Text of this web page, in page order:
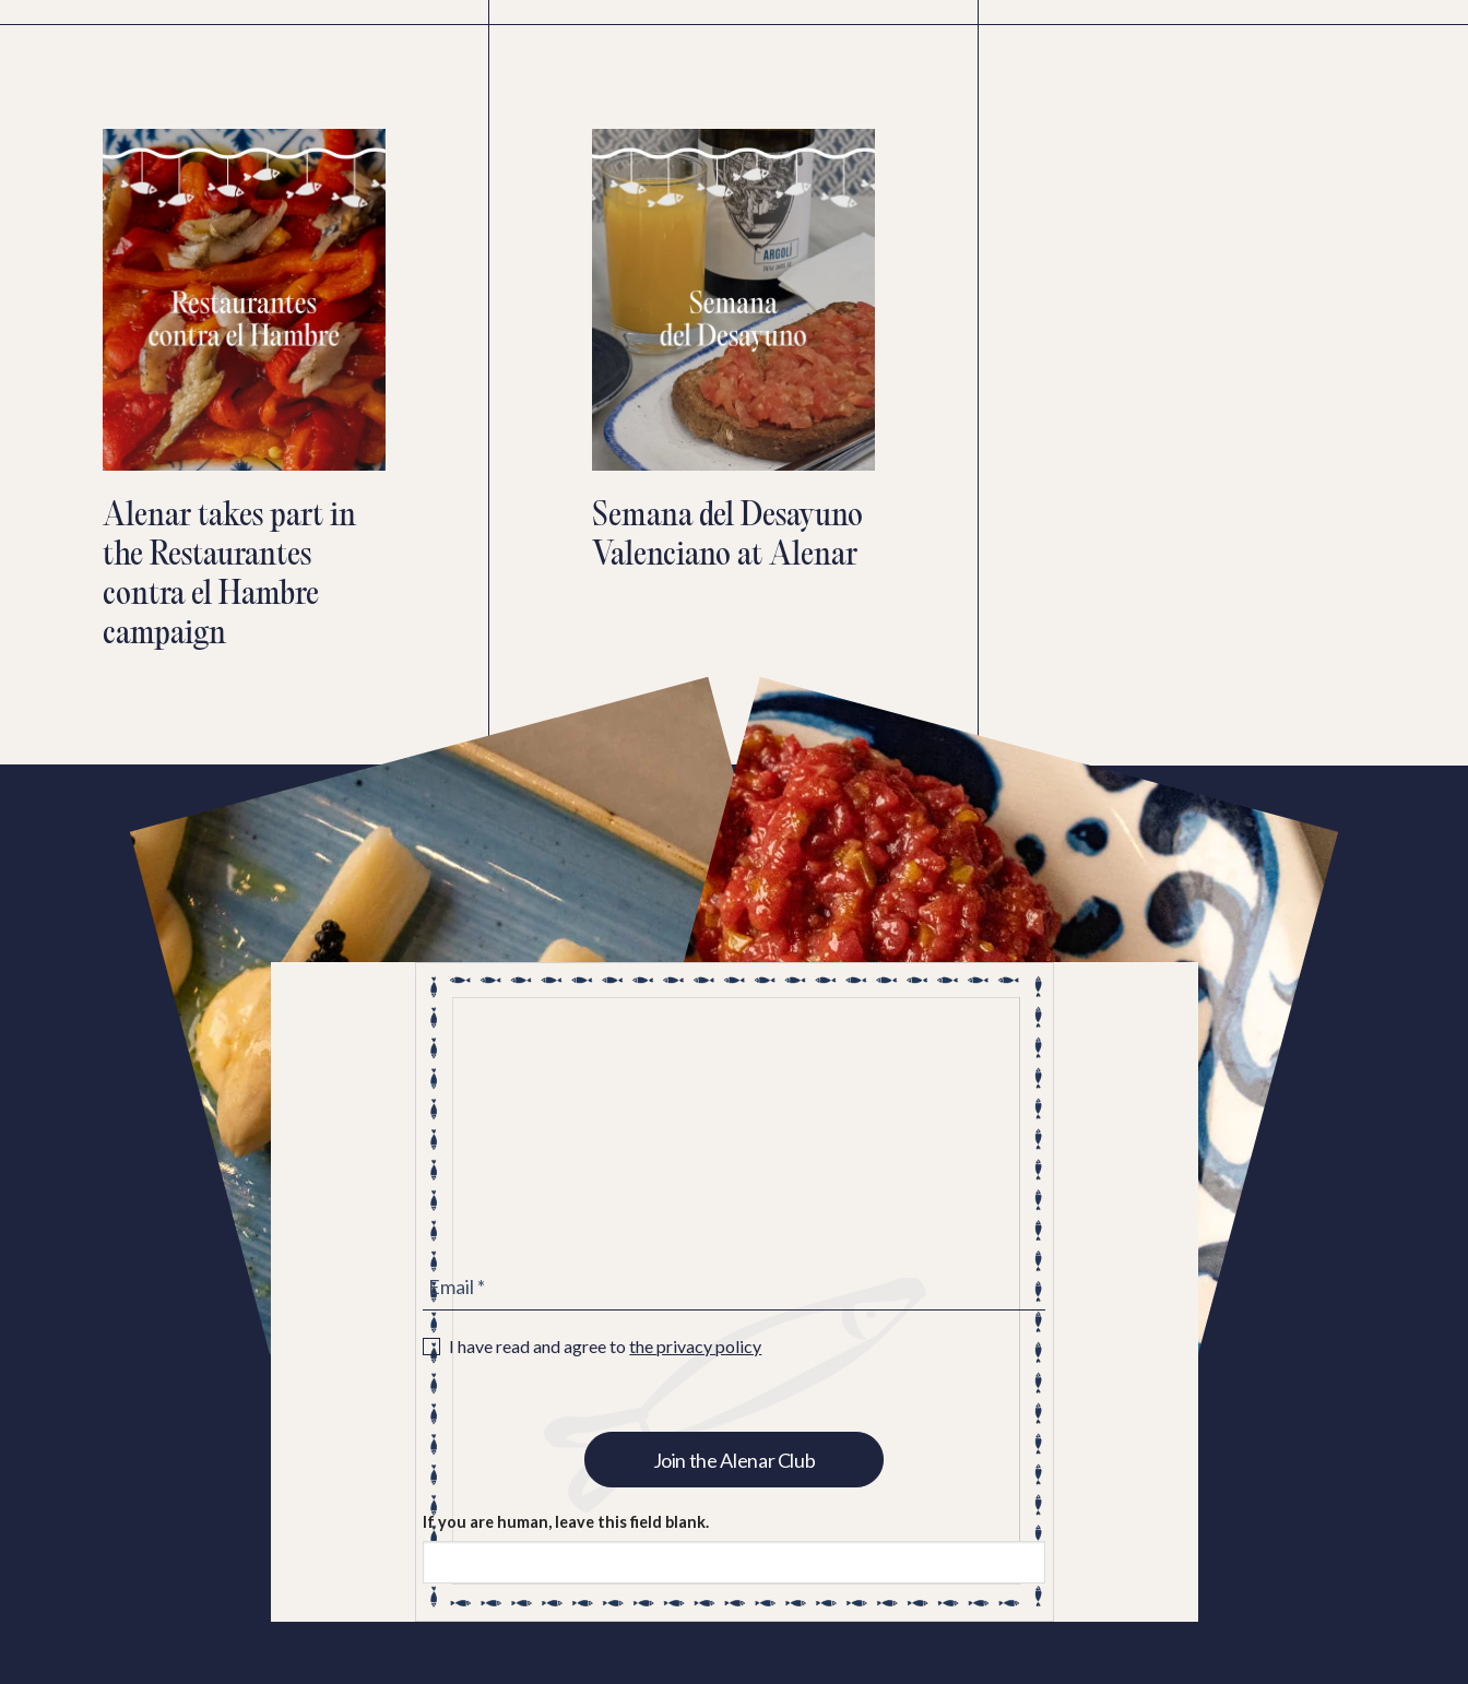
Alenar takes part in
the Restaurantes
contra el Hambre
campaign
Semana del Desayuno
Valenciano at Alenar
NEWSLETTER
EN
I have read and agree tothe privacy policy
Join the Alenar Club
If you are human, leave this field blank.